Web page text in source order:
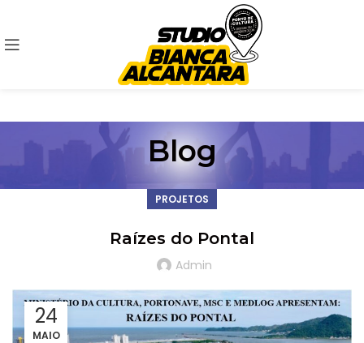
Blog
PROJETOS
Raízes do Pontal
Admin
24
MAIO